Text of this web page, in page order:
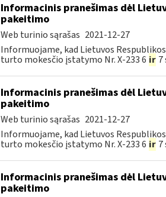
Informacinis pranešimas dėl
pakeitimo
Web turinio sąrašas 2021-12-27
Informuojame, kad Lietuvos
turto mokesčio įstatymo Nr. X-233 6 ir
Informacinis pranešimas dėl
pakeitimo
Web turinio sąrašas 2021-12-27
Informuojame, kad Lietuvos
turto mokesčio įstatymo Nr. X-233 6 ir 7
Informacinis pranešimas dėl
pakeitimo